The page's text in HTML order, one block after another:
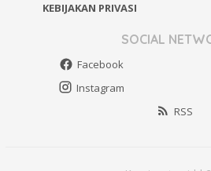
KEBIJAKAN PRIVASI
SOCIAL
Facebook
Instagram
RSS